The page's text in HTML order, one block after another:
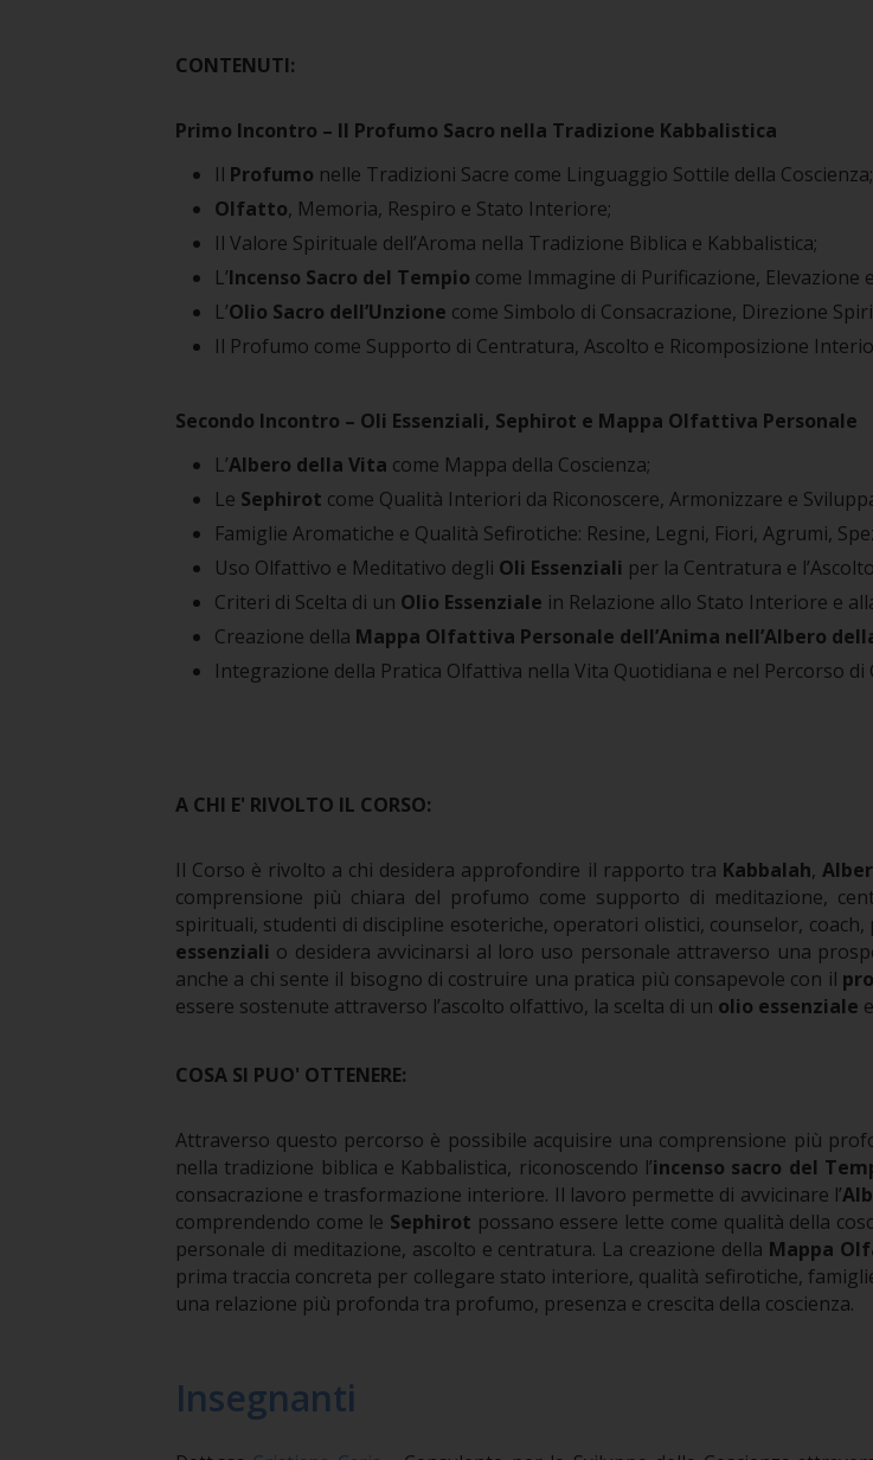
CONTENUTI:
Primo Incontro – Il Profumo Sacro nella Tradizione Kabbalistica
Il Profumo nelle Tradizioni Sacre come Linguaggio Sottile della Coscienza;
Olfatto, Memoria, Respiro e Stato Interiore;
Il Valore Spirituale dell’Aroma nella Tradizione Biblica e Kabbalistica;
L’Incenso Sacro del Tempio come Immagine di Purificazione, Elevazione
L’Olio Sacro dell’Unzione come Simbolo di Consacrazione, Direzione
Il Profumo come Supporto di Centratura, Ascolto e Ricomposizione
Secondo Incontro – Oli Essenziali, Sephirot e Mappa Olfattiva Personale
L’Albero della Vita come Mappa della Coscienza;
Le Sephirot come Qualità Interiori da Riconoscere, Armonizzare e
Famiglie Aromatiche e Qualità Sefirotiche: Resine, Legni, Fiori, Agrumi,
Uso Olfattivo e Meditativo degli Oli Essenziali per la Centratura e
Criteri di Scelta di un Olio Essenziale in Relazione allo Stato Interiore e
Creazione della Mappa Olfattiva Personale dell’Anima nell’Albero
Integrazione della Pratica Olfattiva nella Vita Quotidiana e nel Percorso di
A CHI E' RIVOLTO IL CORSO:
Il Corso è rivolto a chi desidera approfondire il rapporto tra Kabbalah,
comprensione più chiara del profumo come supporto di meditazione,
spirituali, studenti di discipline esoteriche, operatori olistici, counselor,
essenziali o desidera avvicinarsi al loro uso personale attraverso una
anche a chi sente il bisogno di costruire una pratica più consapevole con il
essere sostenute attraverso l’ascolto olfattivo, la scelta di un olio essenziale
COSA SI PUO' OTTENERE:
Attraverso questo percorso è possibile acquisire una comprensione più
nella tradizione biblica e Kabbalistica, riconoscendo l’incenso sacro del
consacrazione e trasformazione interiore. Il lavoro permette di avvicinare l’
comprendendo come le Sephirot possano essere lette come qualità della
personale di meditazione, ascolto e centratura. La creazione della Mappa
prima traccia concreta per collegare stato interiore, qualità sefirotiche,
una relazione più profonda tra profumo, presenza e crescita della coscienza.
Insegnanti